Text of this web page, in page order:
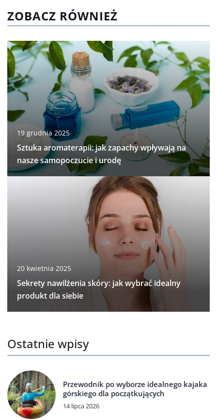
ZOBACZ RÓWNIEŻ
19 grudnia 2025
Sztuka aromaterapii: jak zapachy wpływają na
nasze samopoczucie i urodę
20 kwietnia 2025
Sekrety nawilżenia skóry: jak wybrać idealny
produkt dla siebie
Ostatnie wpisy
Przewodnik po wyborze idealnego kajaka
górskiego dla początkujących
14 lipca 2026